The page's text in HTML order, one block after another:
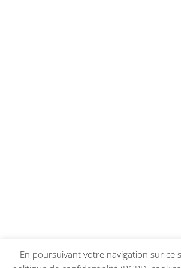
En poursuivant votre navigation sur ce